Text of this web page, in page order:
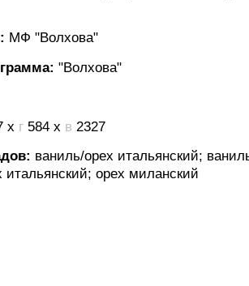
Цена:9200
МФ "Волхова"
"Волхова"
х г 584 х в 2327
ваниль/орех итальянский;
итальянский; орех миланский